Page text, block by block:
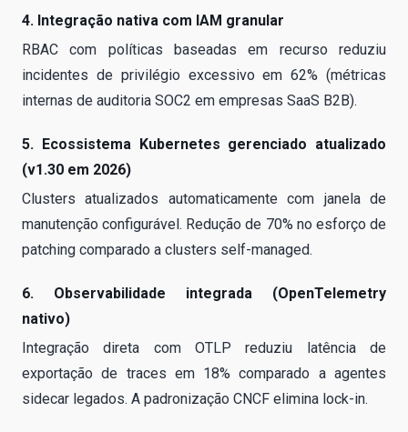
4. Integração nativa com IAM granular
RBAC com políticas baseadas em recurso reduziu
incidentes de privilégio excessivo em 62% (métricas
internas de auditoria SOC2 em empresas SaaS B2B).
5. Ecossistema Kubernetes gerenciado atualizado
(v1.30 em 2026)
Clusters atualizados automaticamente com janela de
manutenção configurável. Redução de 70% no esforço de
patching comparado a clusters self-managed.
6. Observabilidade integrada (OpenTelemetry
nativo)
Integração direta com OTLP reduziu latência de
exportação de traces em 18% comparado a agentes
sidecar legados. A padronização CNCF elimina lock-in.